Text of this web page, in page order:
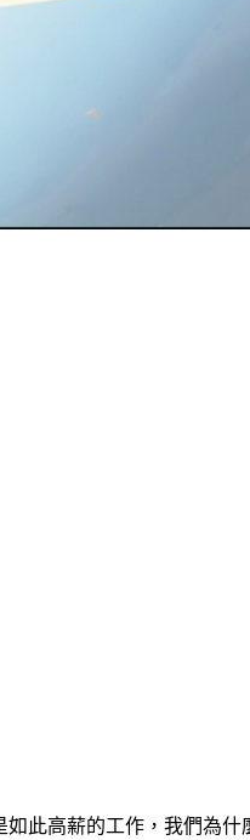
此高薪的工作，我們為